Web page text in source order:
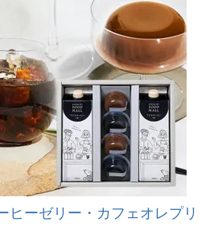
ヒーゼリー・カフェオレプリ